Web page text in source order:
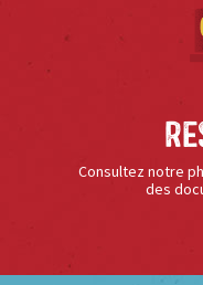
Consultez notre
des